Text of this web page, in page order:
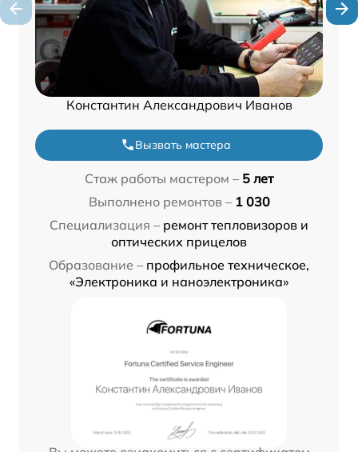
Константин Александрович Иванов
Вызвать мастера
Стаж работы мастером – 5 лет
Выполнено ремонтов – 1 030
Специализация – ремонт тепловизоров и
оптических прицелов
Образование – профильное техническое,
«Электроника и наноэлектроника»